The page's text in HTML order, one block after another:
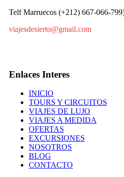
Telf Marruecos (+212) 667-066-
viajesdesierto@gmail.com
Enlaces Interes
INICIO
TOURS Y CIRCUITOS
VIAJES DE LUJO
VIAJES A MEDIDA
OFERTAS
EXCURSIONES
NOSOTROS
BLOG
CONTACTO